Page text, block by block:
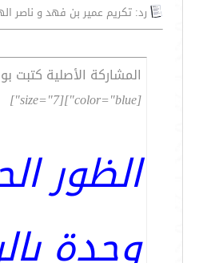
رد: تكريم عمير بن فهد و ناصر
المشاركة الأصلية كتبت
[color="blue"][size="7"]
الظور
وحدة